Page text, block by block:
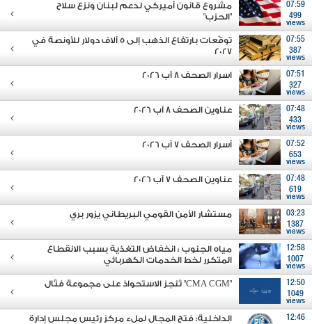
07:59
499
views
مشروع قانون أميركي لدعم لبنان ونزع سلاح
"الحزب"
07:55
387
views
توقّعات بارتفاع الذهب إلى 5 آلاف دولار للأونصة في
2027
07:51
327
views
اسرار الصحف 8 آب 2026
07:48
433
views
عناوين الصحف 8 آب 2026
07:52
653
views
أسرار الصحف 7 آب 2026
07:48
619
views
عناوين الصحف 7 آب 2026
03:23
1387
views
مستشار الأمن القومي البريطاني يزور بري
12:58
1007
views
مياه الجنوب : انخفاض التغذية بسبب الانقطاع
المتكرر لخط الخدمات الكهربائي
12:50
1049
views
"CMA CGM" تُنجز الاستحواذ على مجموعة فتّال
12:46
الداخلية: فتح المجال لملء مركز رئيس مجلس إدارة